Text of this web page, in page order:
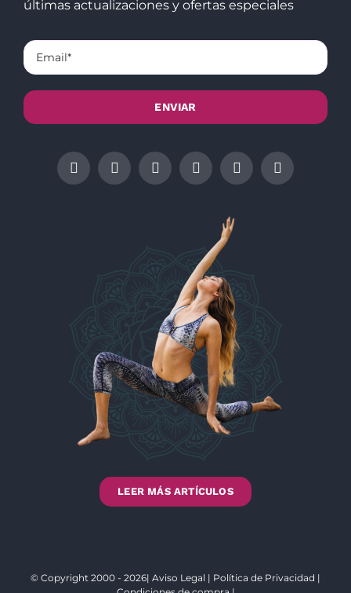
últimas actualizaciones y ofertas especiales
LEER MÁS ARTÍCULOS
© Copyright 2000 - 2026| Aviso Legal | Política de Privacidad |